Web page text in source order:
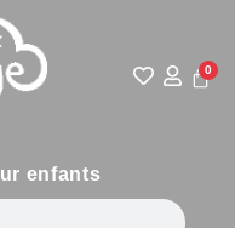
enfants
0